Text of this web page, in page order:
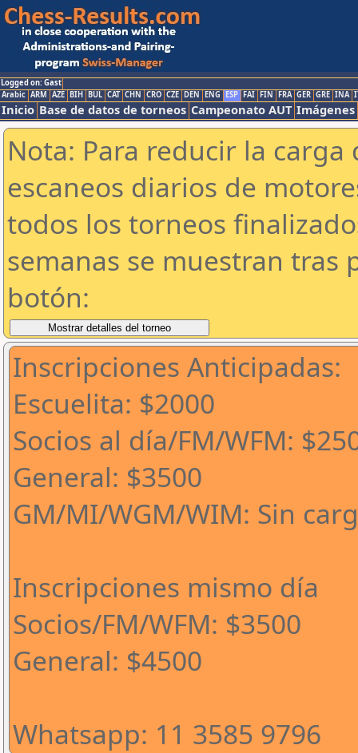
Logged on: Gast
Arabic ARM AZE BIH BUL CAT CHN CRO CZE DEN ENG ESP FAI FIN FRA GER GRE INA
Inicio Base de datos de torneos Campeonato AUT Imágenes
Nota: Para reducir la
escaneos diarios de
todos los torneos
semanas se muestran tras
botón:
Inscripciones Anticipadas:
Escuelita: $2000
Socios al día/FM/WFM:
General: $3500
GM/MI/WGM/WIM: Sin
Inscripciones mismo día
Socios/FM/WFM: $3500
General: $4500
Whatsapp: 11 3585 9796